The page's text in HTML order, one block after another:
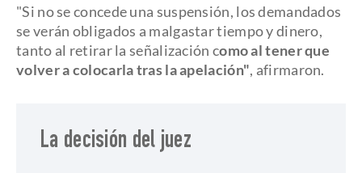
"Si no se concede una suspensión, los demandados
se verán obligados a malgastar tiempo y dinero,
tanto al retirar la señalización como al tener que
volver a colocarla tras la apelación", afirmaron.
La decisión del juez